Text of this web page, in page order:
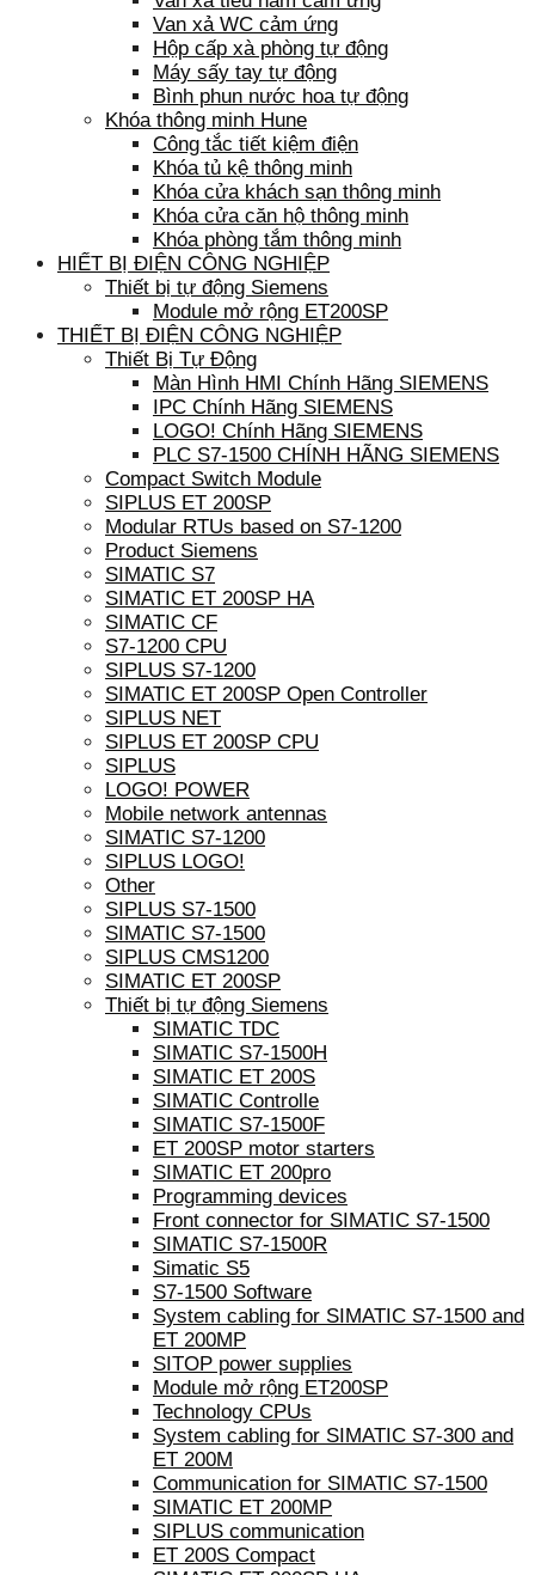
Van xả WC cảm ứng
Hộp cấp xà phòng tự động
Máy sấy tay tự động
Bình phun nước hoa tự động
Khóa thông minh Hune
Công tắc tiết kiệm điện
Khóa tủ kệ thông minh
Khóa cửa khách sạn thông minh
Khóa cửa căn hộ thông minh
Khóa phòng tắm thông minh
HIẾT BỊ ĐIỆN CÔNG NGHIỆP
Thiết bị tự động Siemens
Module mở rộng ET200SP
THIẾT BỊ ĐIỆN CÔNG NGHIỆP
Thiết Bị Tự Động
Màn Hình HMI Chính Hãng SIEMENS
IPC Chính Hãng SIEMENS
LOGO! Chính Hãng SIEMENS
PLC S7-1500 CHÍNH HÃNG SIEMENS
Compact Switch Module
SIPLUS ET 200SP
Modular RTUs based on S7-1200
Product Siemens
SIMATIC S7
SIMATIC ET 200SP HA
SIMATIC CF
S7-1200 CPU
SIPLUS S7-1200
SIMATIC ET 200SP Open Controller
SIPLUS NET
SIPLUS ET 200SP CPU
SIPLUS
LOGO! POWER
Mobile network antennas
SIMATIC S7-1200
SIPLUS LOGO!
Other
SIPLUS S7-1500
SIMATIC S7-1500
SIPLUS CMS1200
SIMATIC ET 200SP
Thiết bị tự động Siemens
SIMATIC TDC
SIMATIC S7-1500H
SIMATIC ET 200S
SIMATIC Controlle
SIMATIC S7-1500F
ET 200SP motor starters
SIMATIC ET 200pro
Programming devices
Front connector for SIMATIC S7-1500
SIMATIC S7-1500R
Simatic S5
S7-1500 Software
System cabling for SIMATIC S7-1500 and
ET 200MP
SITOP power supplies
Module mở rộng ET200SP
Technology CPUs
System cabling for SIMATIC S7-300 and
ET 200M
Communication for SIMATIC S7-1500
SIMATIC ET 200MP
SIPLUS communication
ET 200S Compact